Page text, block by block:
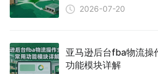
2026-07-20
亚马逊后台fba物流操
功能模块详解